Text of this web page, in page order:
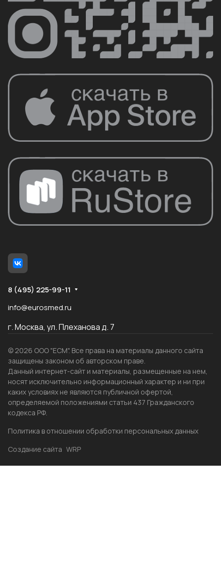
8 (495) 225-99-11
info@eurosmed.ru
г. Москва, ул. Плеханова д. 7
© 2026 ООО "ЕСМ". Все права на материалы данного сайта
защищены законом об авторском праве.
Данный интернет-сайт и материалы, размещенные на нем,
носят исключительно информационный характер и ни при
каких условиях не являются публичной офертой,
определяемой положениями статьи 437 Гражданского
кодекса РФ.
Политика в отношении обработки персональных данных
Создание сайта WRP